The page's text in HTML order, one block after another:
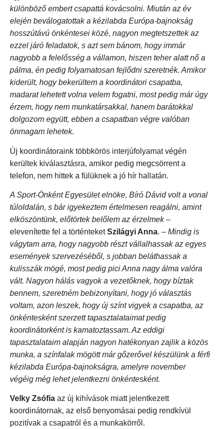
különböző embert csapattá kovácsolni. Miután az év
elején beválogatottak a kézilabda Európa-bajnokság
hosszútávú önkéntesei közé, nagyon megtetszettek az
ezzel járó feladatok, s azt sem bánom, hogy immár
nagyobb a felelősség a vállamon, hiszen teher alatt nő a
pálma, én pedig folyamatosan fejlődni szeretnék. Amikor
kiderült, hogy bekerültem a koordinátori csapatba,
madarat lehetett volna velem fogatni, most pedig már úgy
érzem, hogy nem munkatársakkal, hanem barátokkal
dolgozom együtt, ebben a csapatban végre valóban
önmagam lehetek.
Új koordinátoraink többkörös interjúfolyamat végén
kerültek kiválasztásra, amikor pedig megcsörrent a
telefon, nem hittek a fülüknek a jó hír hallatán.
A Sport-Önként Egyesület elnöke, Bíró Dávid volt a vonal
túloldalán, s bár igyekeztem értelmesen reagálni, amint
elköszöntünk, előtörtek belőlem az érzelmek–
elevenítette fel a történteketSzilágyi Anna. – Mindig is
vágytam arra, hogy nagyobb részt vállalhassak az egyes
események szervezéséből, s jobban beláthassak a
kulisszák mögé, most pedig pici Anna nagy álma valóra
vált. Nagyon hálás vagyok a vezetőknek, hogy bíztak
bennem, szeretném bebizonyítani, hogy jó választás
voltam, azon leszek, hogy új színt vigyek a csapatba, az
önkéntesként szerzett tapasztalataimat pedig
koordinátorként is kamatoztassam. Az eddigi
tapasztalataim alapján nagyon hatékonyan zajlik a közös
munka, a színfalak mögött már gőzerővel készülünk a férfi
kézilabda Európa-bajnokságra, amelyre november
végéig még lehet jelentkezni önkéntesként.
Velky Zsófia az új kihívások miatt jelentkezett
koordinátornak, az első benyomásai pedig rendkívül
pozitívak a csapatról és a munkakörről.